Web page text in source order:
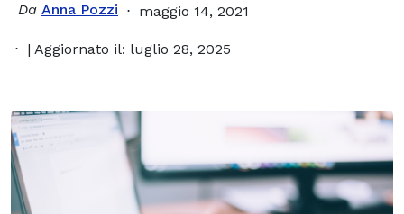
Da Anna Pozzi maggio 14, 2021
| Aggiornato il: luglio 28, 2025